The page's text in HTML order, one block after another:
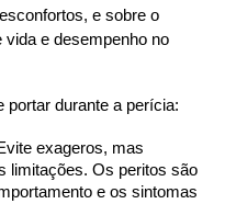
e sobre o
vida e desempenho no
portar durante a perícia:
exageros, mas
limitações. Os peritos são
e os sintomas